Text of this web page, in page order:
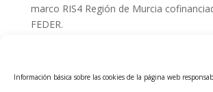
Información básica sobre las cookies de la página web
marco RIS4 Región de Murcia
FEDER.
Tecnológicos 2ª ed.